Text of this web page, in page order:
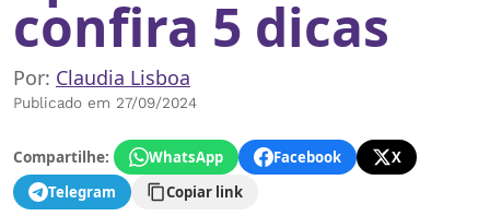
confira 5 dicas
Por: Claudia Lisboa
Publicado em 27/09/2024
Compartilhe: WhatsApp Facebook
X
Telegram
Copiar link